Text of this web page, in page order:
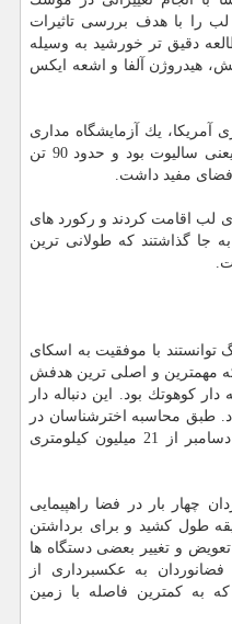
لب را با هدف بررسی تاثیرات
دقیق تر خورشید به وسیله
هیدروژن آلفا و اشعه ایكس
آمریكا، یك آزمایشگاه مداری
بزرگتر از ایستگاه فضایی روس ها یعنی سالیوت بود و حدود 90 تن
اسكای لب اقامت كردند و ركورد های
جا گذاشتند كه طولانی ترین
توانستند با موفقیت به اسكای
كه مهمترین و اصلی ترین هدفش
كوهوتك بود. این دنباله دار
طبق محاسبه اخترشناسان در
جریان سفر سومین گروه، روز 28 دسامبر از 21 میلیون كیلومتری
چهار بار در فضا راهپیمایی
كه جمعا 22 ساعت و 13 دقیقه طول كشید و برای برداشتن
و تغییر بعضی دستگاه ها
به عكسبرداری از
كه به كمترین فاصله با زمین